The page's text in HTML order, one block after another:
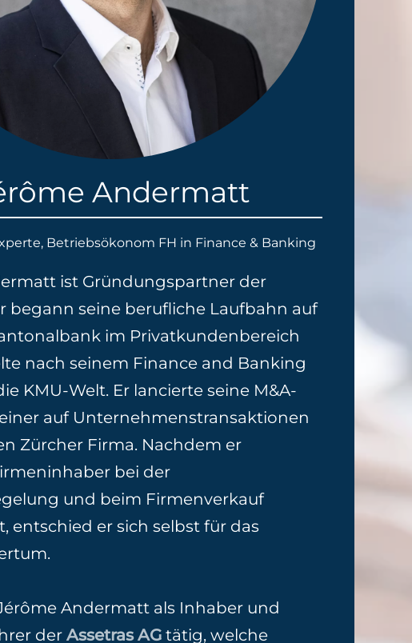
Andermatt
Betriebsökonom FH in Finance & Banking
ist Gründungspartner der
begann seine berufliche Laufbahn auf
im Privatkundenbereich
nach seinem Finance and Banking
KMU-Welt. Er lancierte seine M&A-
auf Unternehmenstransaktionen
Zürcher Firma. Nachdem er
bei der
und beim Firmenverkauf
entschied er sich selbst für das
Jérôme Andermatt als Inhaber und
der Assetras AG tätig, welche